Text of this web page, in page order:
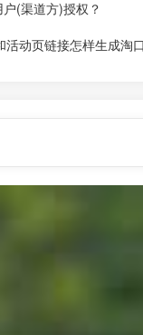
(渠道方)授权？
动页链接怎样生成淘